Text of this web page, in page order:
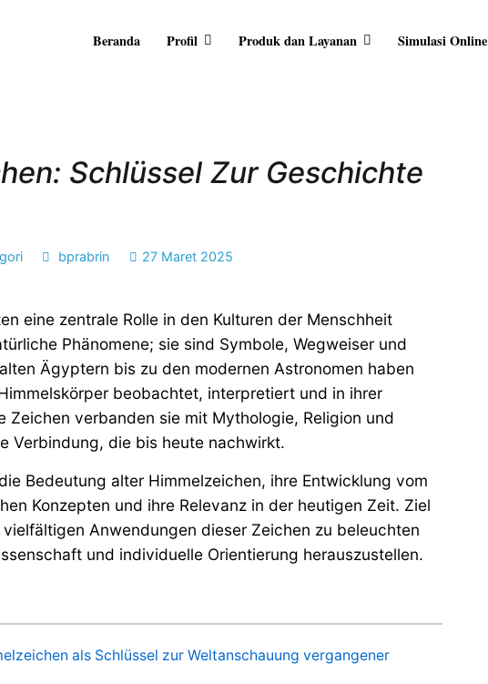
CENTRA ARTHA
Beranda Profil Produk dan Layanan Simulasi Online
Schlüssel Zur Geschichte
bprabrin 27 Maret 2025
eine zentrale Rolle in den Kulturen der Menschheit
Phänomene; sie sind Symbole, Wegweiser und
Ägyptern bis zu den modernen Astronomen haben
beobachtet, interpretiert und in ihrer
Zeichen verbanden sie mit Mythologie, Religion und
Verbindung, die bis heute nachwirkt.
Bedeutung alter Himmelzeichen, ihre Entwicklung vom
Konzepten und ihre Relevanz in der heutigen Zeit. Ziel
Anwendungen dieser Zeichen zu beleuchten
und individuelle Orientierung herauszustellen.
als Schlüssel zur Weltanschauung vergangener